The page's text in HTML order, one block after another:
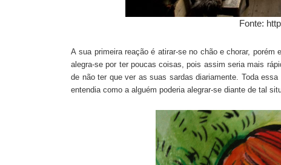
Fonte:
A suaprimeira reação é atirar-se no chão e chorar, porém
alegra-se por ter poucas coisas, pois assim seria mais
de não ter que ver as suas sardas diariamente. Toda
entendia como a alguém poderia alegrar-se diante de tal